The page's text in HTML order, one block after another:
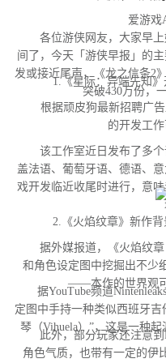
爱游戏
各位游侠网友，大家早上
间了，今天「游侠早报」的
发或接近尾声，《龙之信条2
突破430万份，
1.《星际：异端先知》开
根据顽皮狗最新招聘广告
的开发工作
该工作室近日发布了多个
盖法语、葡萄牙语、德语、
戏开发临近收尾时进行，意
2.《火焰纹章》新作背
据外媒报道，《火焰纹章
和角色设定图中挖掘出不少
——本作的世界观可
据YouTube频道
定图中手持一种类似西班牙吉
琴（Vihuela）”，这是一种
此外，部分玩家还注意到
角色气质，也带有一定的伊